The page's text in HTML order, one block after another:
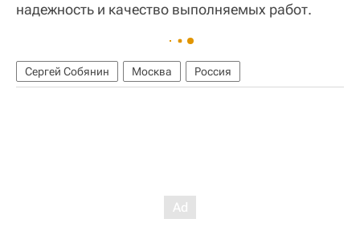
надежность и качество выполняемых работ.
Сергей Собянин Москва Россия